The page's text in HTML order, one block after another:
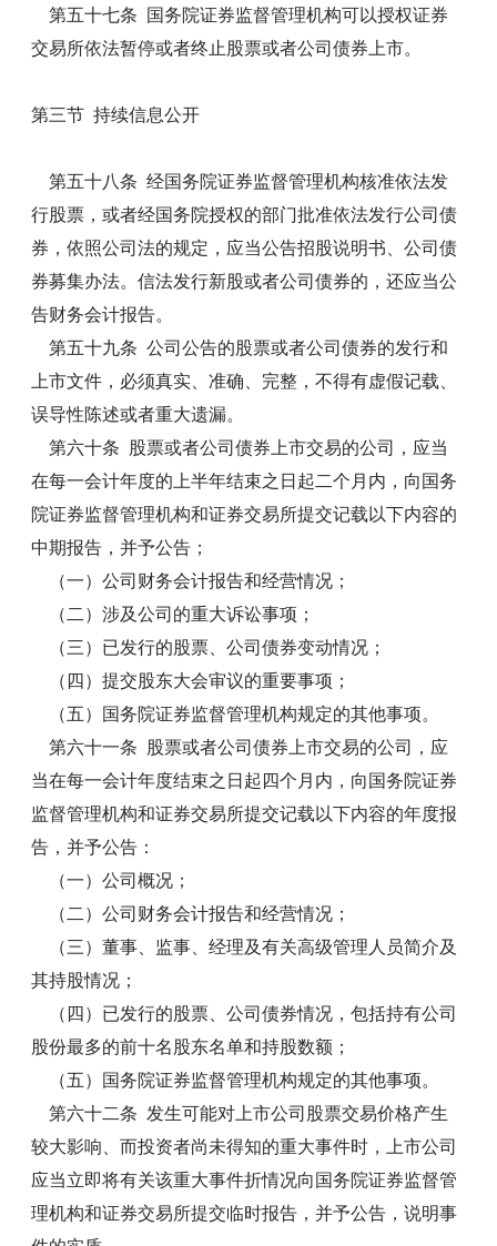
第五十七条 国务院证券监督管理机构可以授权证券
交易所依法暂停或者终止股票或者公司债券上市。
第三节 持续信息公开
第五十八条 经国务院证券监督管理机构核准依法发
行股票，或者经国务院授权的部门批准依法发行公司债
券，依照公司法的规定，应当公告招股说明书、公司债
券募集办法。信法发行新股或者公司债券的，还应当公
告财务会计报告。
第五十九条 公司公告的股票或者公司债券的发行和
上市文件，必须真实、准确、完整，不得有虚假记载、
误导性陈述或者重大遗漏。
第六十条 股票或者公司债券上市交易的公司，应当
在每一会计年度的上半年结束之日起二个月内，向国务
院证券监督管理机构和证券交易所提交记载以下内容的
中期报告，并予公告；
（一）公司财务会计报告和经营情况；
（二）涉及公司的重大诉讼事项；
（三）已发行的股票、公司债券变动情况；
（四）提交股东大会审议的重要事项；
（五）国务院证券监督管理机构规定的其他事项。
第六十一条 股票或者公司债券上市交易的公司，应
当在每一会计年度结束之日起四个月内，向国务院证券
监督管理机构和证券交易所提交记载以下内容的年度报
告，并予公告：
（一）公司概况；
（二）公司财务会计报告和经营情况；
（三）董事、监事、经理及有关高级管理人员简介及
其持股情况；
（四）已发行的股票、公司债券情况，包括持有公司
股份最多的前十名股东名单和持股数额；
（五）国务院证券监督管理机构规定的其他事项。
第六十二条 发生可能对上市公司股票交易价格产生
较大影响、而投资者尚未得知的重大事件时，上市公司
应当立即将有关该重大事件折情况向国务院证券监督管
理机构和证券交易所提交临时报告，并予公告，说明事